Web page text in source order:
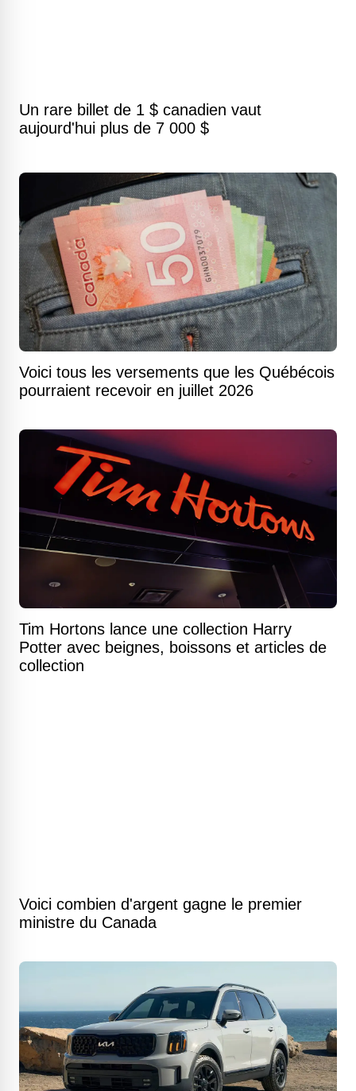
Un rare billet de 1 $ canadien vaut
aujourd'hui plus de 7 000 $
Voici tous les versements que les Québécois
pourraient recevoir en juillet 2026
Tim Hortons lance une collection Harry
Potter avec beignes, boissons et articles de
collection
Voici combien d'argent gagne le premier
ministre du Canada